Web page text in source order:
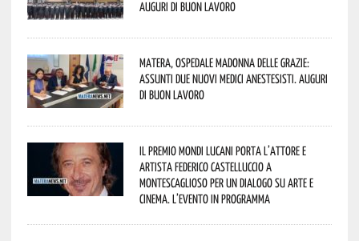
Auguri di buon lavoro
Matera, Ospedale Madonna delle Grazie:
assunti due nuovi medici anestesisti. Auguri
di buon lavoro
Il Premio Mondi Lucani porta l’attore e
artista Federico Castelluccio a
Montescaglioso per un dialogo su arte e
cinema. L’evento in programma